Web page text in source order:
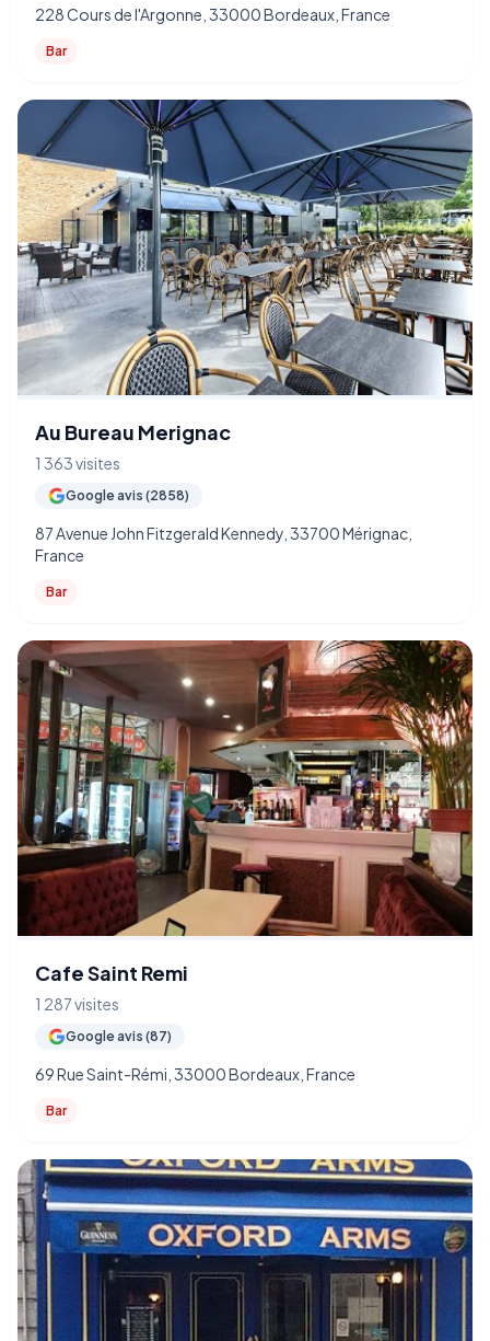
228 Cours de l'Argonne, 33000 Bordeaux, France
Bar
Au Bureau Merignac
1 363 visites
Google avis (2858)
87 Avenue John Fitzgerald Kennedy, 33700 Mérignac,
France
Bar
Cafe Saint Remi
1 287 visites
Google avis (87)
69 Rue Saint-Rémi, 33000 Bordeaux, France
Bar